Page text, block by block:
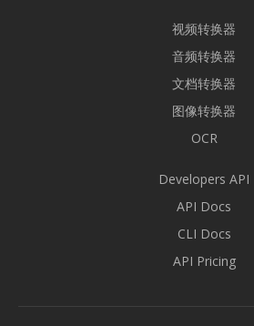
视频转换器
音频转换器
文档转换器
图像转换器
OCR
Developers API
API Docs
CLI Docs
API Pricing